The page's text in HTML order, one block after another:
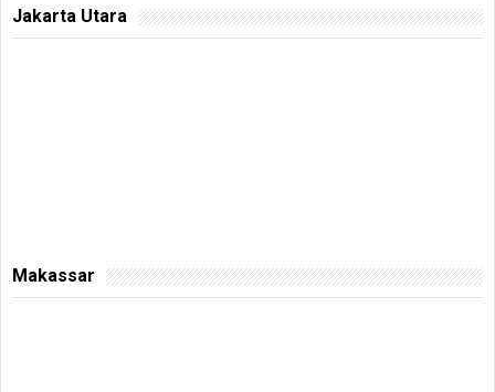
Jakarta Utara
Makassar